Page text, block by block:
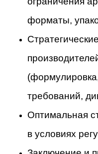
форматы,
требований,
Оптимальная
в условиях